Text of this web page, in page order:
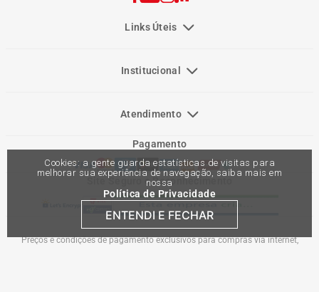
Cookies: a gente guarda estatísticas de visitas para
melhorar sua experiência de navegação, saiba mais em
nossa
Política de Privacidade
ENTENDI E FECHAR
Links Úteis
Institucional
Atendimento
Pagamento
Site Seguro e Reconhecimento
Preços e condições de pagamento exclusivos para compras via internet,